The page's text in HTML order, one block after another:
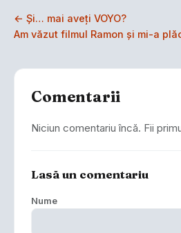
← Și… mai aveți VOYO?
Am văzut filmul Ramon și mi-a
Comentarii
Niciun comentariu încă. Fii
Lasă un comentariu
Nume